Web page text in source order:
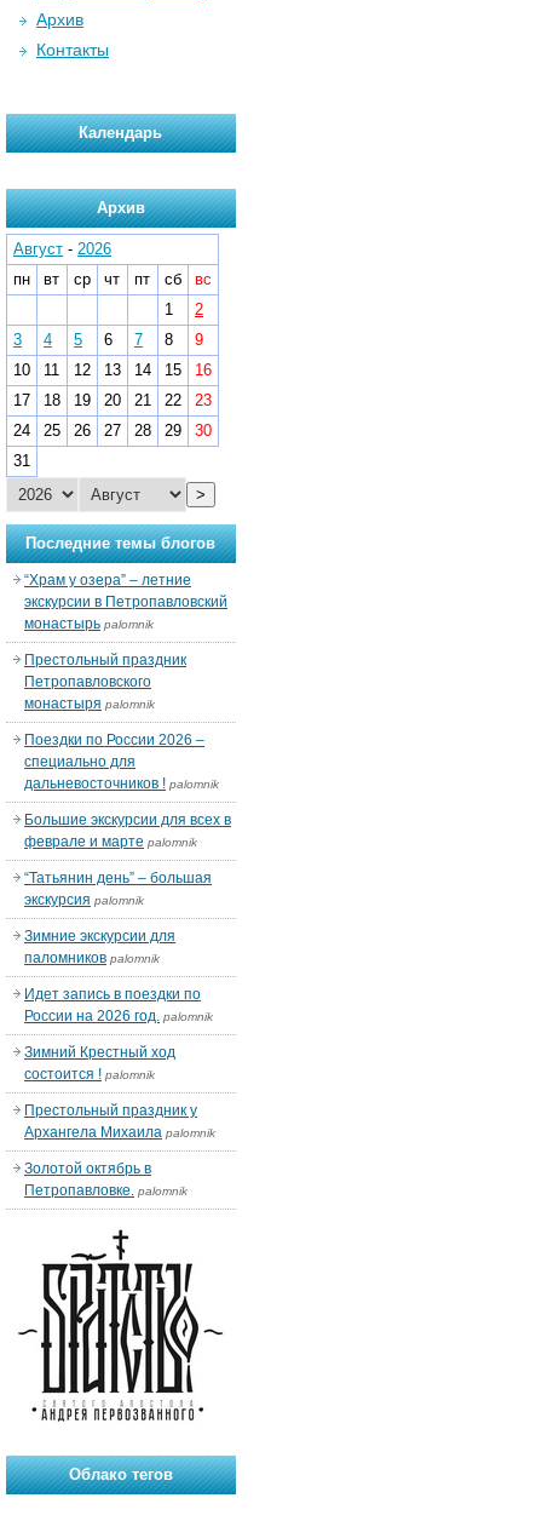
Архив
Контакты
Календарь
Архив
Август - 2026
пн
вт ср чт пт сб
вс
1
2
3
4 5 6 7 8
9
10
11 12 13 14 15
16
17
18 19 20 21 22
23
24
25 26 27 28 29
30
31
>
Последние темы блогов
“Храм у озера” – летние
экскурсии в Петропавловский
монастырь palomnik
Престольный праздник
Петропавловского
монастыря palomnik
Поездки по России 2026 –
специально для
дальневосточников ! palomnik
Большие экскурсии для всех в
феврале и марте palomnik
“Татьянин день” – большая
экскурсия palomnik
Зимние экскурсии для
паломников palomnik
Идет запись в поездки по
России на 2026 год. palomnik
Зимний Крестный ход
состоится ! palomnik
Престольный праздник у
Архангела Михаила palomnik
Золотой октябрь в
Петропавловке. palomnik
Облако тегов